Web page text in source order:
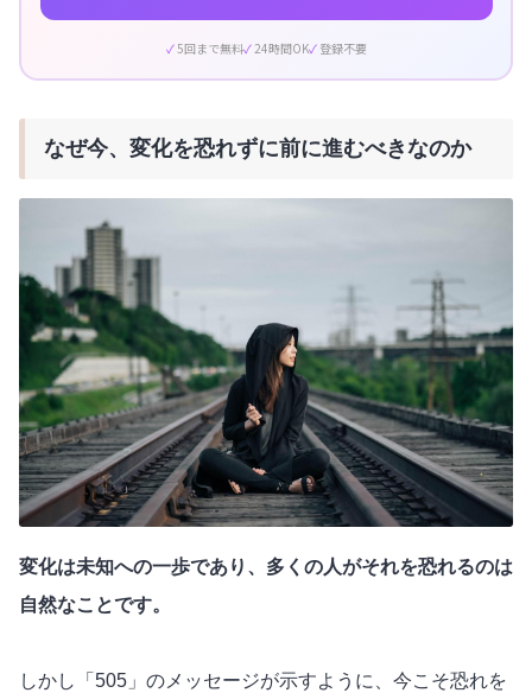
5回まで無料 24時間OK 登録不要
なぜ今、変化を恐れずに前に進むべきなのか
変化は未知への一歩であり、多くの人がそれを恐れるのは
自然なことです。
しかし「505」のメッセージが示すように、今こそ恐れを